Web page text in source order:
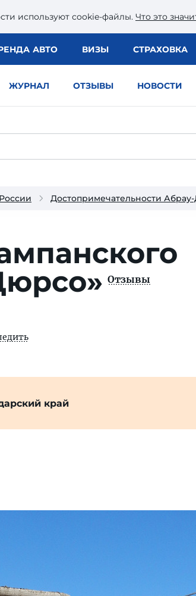
используют сookie-файлы. Что это
АВТО ВИЗЫ СТРАХОВКА
ЖУРНАЛ ОТЗЫВЫ НОВОСТИ
Достопримечательности
Отзывы
край